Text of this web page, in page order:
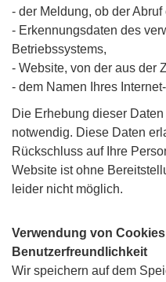
- der Meldung, ob der Abruf
- Erkennungsdaten des
Betriebssystems,
- Website, von der aus der
- dem Namen Ihres
Die Erhebung dieser
notwendig. Diese Daten
Rückschluss auf Ihre
Website ist ohne
leider nicht möglich.
Verwendung von
Benutzerfreundlichkeit
Wir speichern auf dem